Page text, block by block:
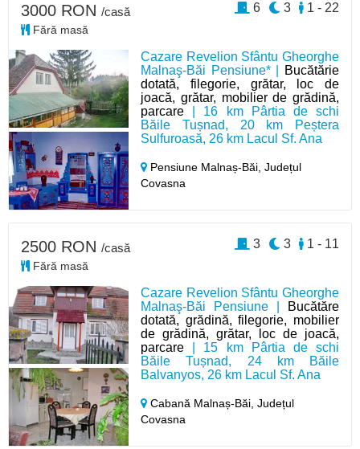
Cazare Revelion Sfântu Gheorghe
Malnaş-Băi Pensiune* |
Bucătărie
dotată, filegorie, grătar, loc de
joacă, grătar, mobilier de grădină,
parcare | 16 km Pârtia de schi
Băile Tușnad, 20 km Peștera
Sulfuroasă, 26 km Lacul Sf. Ana
Pensiune Malnaș-Băi,Județul
Covasna
3000 RON /casă
Fără masă
1 - 22
3
6
Cazare Revelion Sfântu Gheorghe
Malnaş-Băi Pensiune |
Bucătăre
dotată, grădină, filegorie, mobilier
de grădină, grătar, loc de joacă,
parcare | 15 km Pârtia de schi
Băile Tușnad, 24 km Băile
Balvanyos, 26 km Lacul Sf. Ana
Cabană Malnaș-Băi,Județul
Covasna
2500 RON /casă
Fără masă
1 - 11
3
3